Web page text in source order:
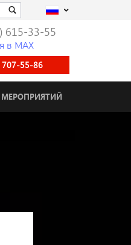
615-33-55
в МАХ
707-55-86